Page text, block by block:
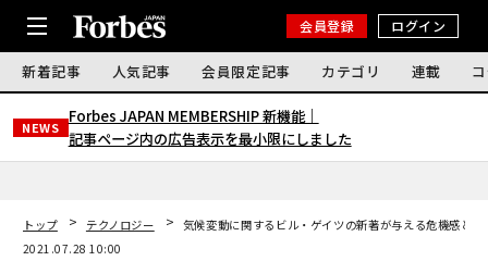
会員登録 ログイン
新着記事 人気記事 会員限定記事 カテゴリ 連載
NEWS
Forbes JAPAN MEMBERSHIP 新機能｜
記事ページ内の広告表示を最小限にしました
トップ テクノロジー
気候変動に関するビル・ゲイツの新著が与える危機感と希
2021.07.28 10:00